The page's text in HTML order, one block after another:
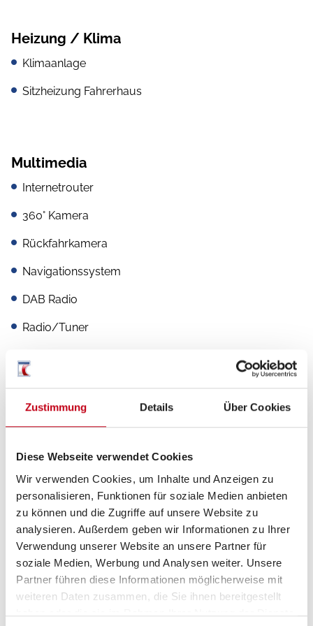
Zustimmung Details Über Cookies
Diese Webseite verwendet Cookies
Wir verwenden Cookies, um Inhalte und Anzeigen zu
personalisieren, Funktionen für soziale Medien anbieten
zu können und die Zugriffe auf unsere Website zu
analysieren. Außerdem geben wir Informationen zu Ihrer
Verwendung unserer Website an unsere Partner für
soziale Medien, Werbung und Analysen weiter. Unsere
Partner führen diese Informationen möglicherweise mit
weiteren Daten zusammen, die Sie ihnen bereitgestellt
haben oder die sie im Rahmen Ihrer Nutzung der Dienste
Heizung / Klima
Klimaanlage
Sitzheizung Fahrerhaus
Multimedia
Internetrouter
360° Kamera
Rückfahrkamera
Navigationssystem
DAB Radio
Radio/Tuner
Elektro
Solaranlage
Sonstiges
Wechselrichter
Isofix